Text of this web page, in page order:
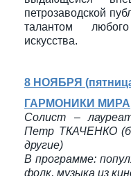
петрозаводской
талантом
искусства.
8 НОЯБРЯ
ГАРМОНИКИ МИРА
Солист –
Петр ТКАЧЕНКО
другие)
В программе:
фолк, музыка из